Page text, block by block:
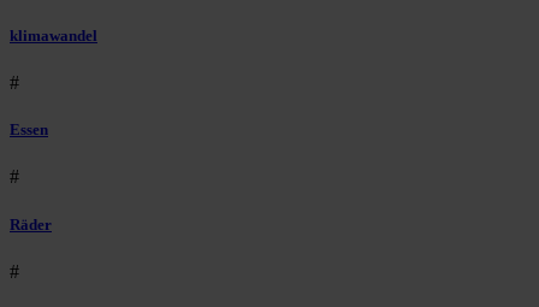
klimawandel
#
Essen
#
Räder
#